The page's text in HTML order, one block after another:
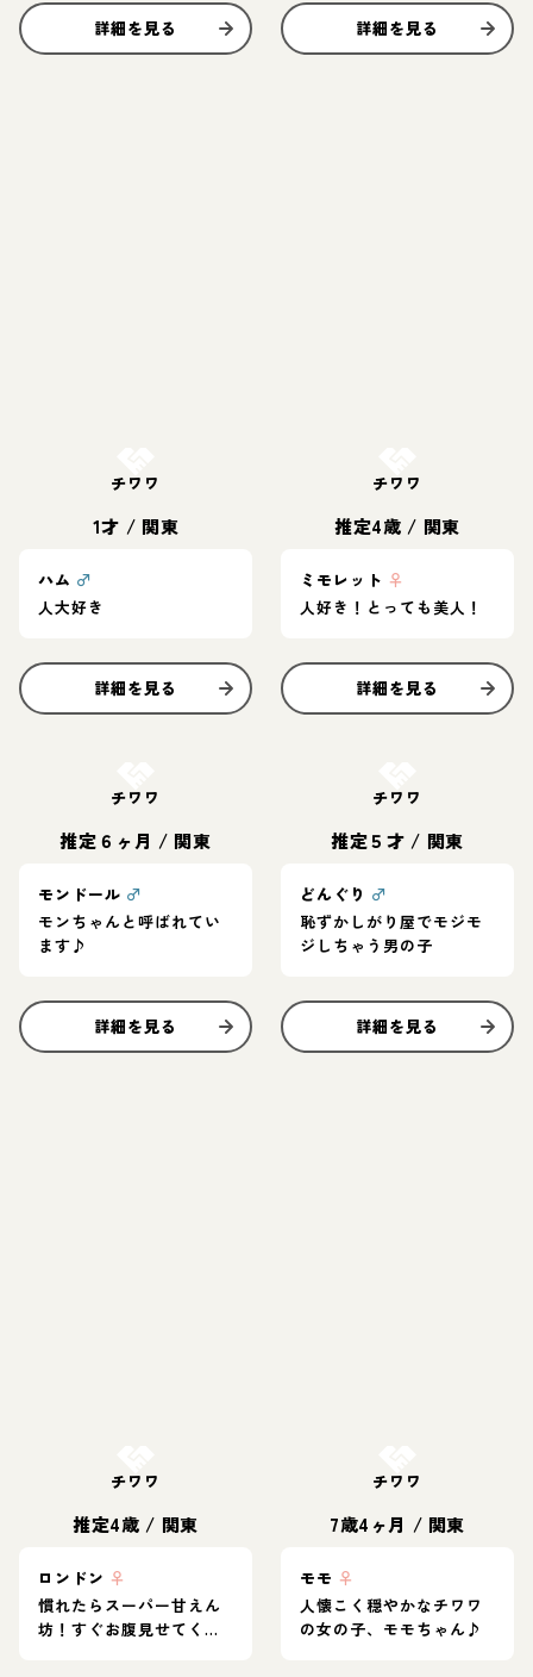
詳細を見る 詳細を見る
チワワ
1才 / 関東
ハム ♂
人大好き
詳細を見る
チワワ
推定4歳 / 関東
ミモレット ♀
人好き！とっても美人！
詳細を見る
チワワ
推定６ヶ月 / 関東
モンドール ♂
モンちゃんと呼ばれてい
ます♪
詳細を見る
チワワ
推定５才 / 関東
どんぐり ♂
恥ずかしがり屋でモジモ
ジしちゃう男の子
詳細を見る
チワワ
推定4歳 / 関東
ロンドン ♀
慣れたらスーパー甘えん
坊！すぐお腹見せてくる
チワワ
7歳4ヶ月 / 関東
モモ ♀
人懐こく穏やかなチワワ
の女の子、モモちゃん♪